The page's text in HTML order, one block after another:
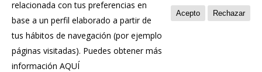
Política de privacidad
Política de cookies
relacionada con tus preferencias en
base a un perfil elaborado a partir de
tus hábitos de navegación (por ejemplo
páginas visitadas). Puedes obtener más
información AQUÍ
Acepto Rechazar